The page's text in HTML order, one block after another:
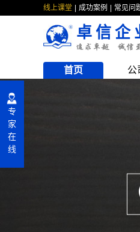
线上课堂 成功案例 常见问
卓信企
首页 公
专
家
在
线